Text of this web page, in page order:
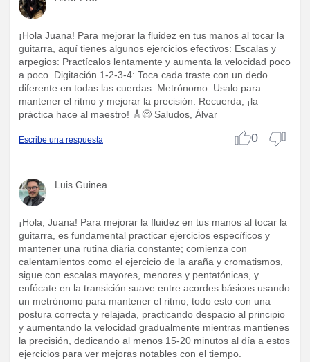
¡Hola Juana! Para mejorar la fluidez en tus manos al tocar la
guitarra, aquí tienes algunos ejercicios efectivos: Escalas y
arpegios: Practícalos lentamente y aumenta la velocidad poco
a poco. Digitación 1-2-3-4: Toca cada traste con un dedo
diferente en todas las cuerdas. Metrónomo: Usalo para
mantener el ritmo y mejorar la precisión. Recuerda, ¡la
práctica hace al maestro! 🎸😊 Saludos, Àlvar
Escribe una respuesta 0
Luis Guinea
¡Hola, Juana! Para mejorar la fluidez en tus manos al tocar la
guitarra, es fundamental practicar ejercicios específicos y
mantener una rutina diaria constante; comienza con
calentamientos como el ejercicio de la araña y cromatismos,
sigue con escalas mayores, menores y pentatónicas, y
enfócate en la transición suave entre acordes básicos usando
un metrónomo para mantener el ritmo, todo esto con una
postura correcta y relajada, practicando despacio al principio
y aumentando la velocidad gradualmente mientras mantienes
la precisión, dedicando al menos 15-20 minutos al día a estos
ejercicios para ver mejoras notables con el tiempo.